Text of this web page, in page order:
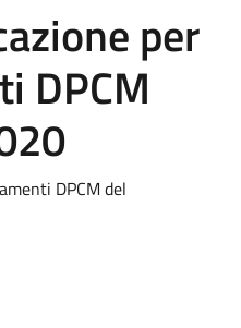
per
DPCM
DPCM del